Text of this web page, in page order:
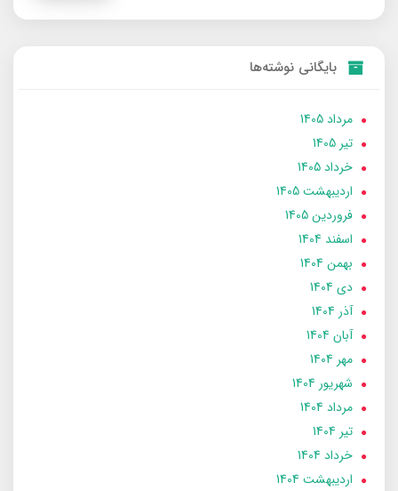
بایگانی نوشته‌ها
مرداد 1405
تير 1405
خرداد 1405
ارديبهشت 1405
فروردین 1405
اسفند 1404
بهمن 1404
دی 1404
آذر 1404
آبان 1404
مهر 1404
شهریور 1404
مرداد 1404
تير 1404
خرداد 1404
ارديبهشت 1404